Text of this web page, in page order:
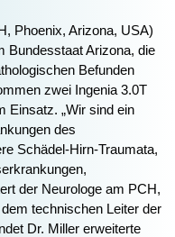
Phoenix, Arizona, USA)
Bundesstaat Arizona, die
Befunden
zwei Ingenia 3.0T
Einsatz. „Wir sind ein
des
Schädel-Hirn-Traumata,
der Neurologe am PCH,
technischen Leiter der
Dr. Miller erweiterte